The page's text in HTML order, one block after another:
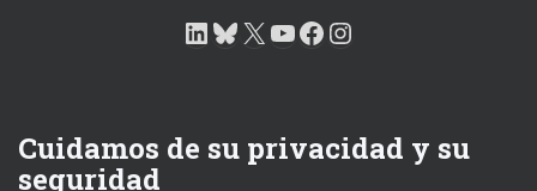
LinkedIn
Bluesky
X YouTube
Facebook
Instagram
Cuidamos de su privacidad y su
seguridad